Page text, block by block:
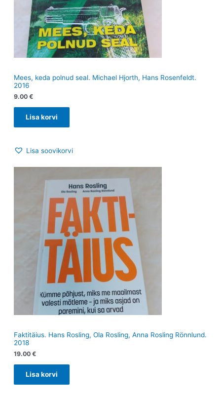
Mees, keda polnud seal. Michael Hjorth, Hans Rosenfeldt.
2016
9.00 €
Lisa korvi
Lisa soovikorvi
Faktitäius. Hans Rosling, Ola Rosling, Anna Rosling Rönnlund.
2018
19.00 €
Lisa korvi